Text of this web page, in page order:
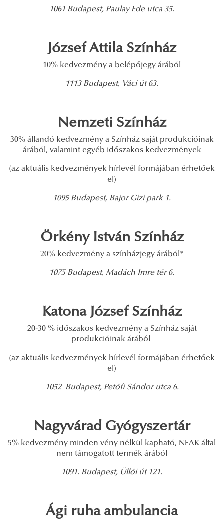
1061 Budapest, Paulay Ede utca 35.
József Attila Színház
10% kedvezmény a belépőjegy árából
1113 Budapest, Váci út 63.
Nemzeti Színház
30% állandó kedvezmény a Színház saját produkcióinak
árából, valamint egyéb időszakos kedvezmények
(az aktuális kedvezmények hírlevél formájában érhetőek
el)
1095 Budapest, Bajor Gizi park 1.
Örkény István Színház
20% kedvezmény a színházjegy árából*
1075 Budapest, Madách Imre tér 6.
Katona József Színház
20-30 % időszakos kedvezmény a Színház saját
produkcióinak árából
(az aktuális kedvezmények hírlevél formájában érhetőek
el)
1052 Budapest, Petőfi Sándor utca 6.
Nagyvárad Gyógyszertár
5% kedvezmény minden vény nélkül kapható, NEAK által
nem támogatott termék árából
1091. Budapest, Üllői út 121.
Ági ruha ambulancia